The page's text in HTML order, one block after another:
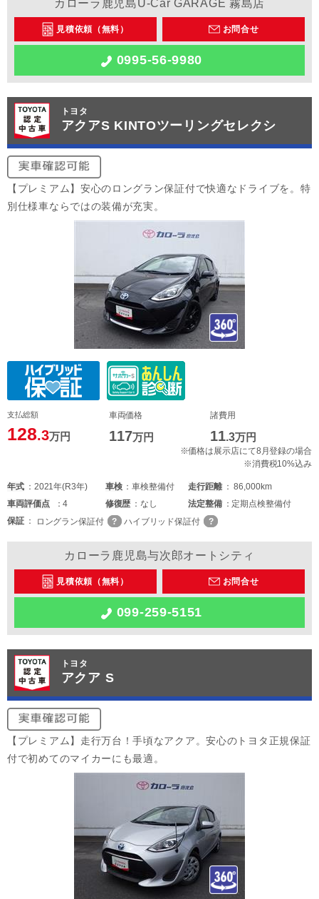
カローラ鹿児島U-Car GARAGE 霧島店
見積依頼（無料） お問合せ
0995-56-9980
トヨタ
アクアS KINTOツーリングセレクシ
【プレミアム】安心のロングラン保証付で快適なドライブを。特
別仕様車ならではの装備が充実。
支払総額
128.3万円
車両価格
117万円
諸費用
11.3万円
※価格は展示店にて8月登録の場合
※消費税10%込み
年式 2021年(R3年) 車検 車検整備付 走行距離
86,000km
車両評価点 4 修復歴 なし 法定整備
定期点検整備付
保証
ロングラン保証付 ハイブリッド保証付
カローラ鹿児島与次郎オートシティ
見積依頼（無料） お問合せ
099-259-5151
トヨタ
アクア S
【プレミアム】走行万台！手頃なアクア。安心のトヨタ正規保証
付で初めてのマイカーにも最適。